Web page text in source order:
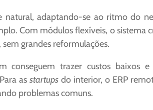
natural, adaptando-se ao ritmo do
Com módulos flexíveis, o sistema
grandes reformulações.
conseguem trazer custos baixos
as startupsdo interior, o ERP
problemas comuns.